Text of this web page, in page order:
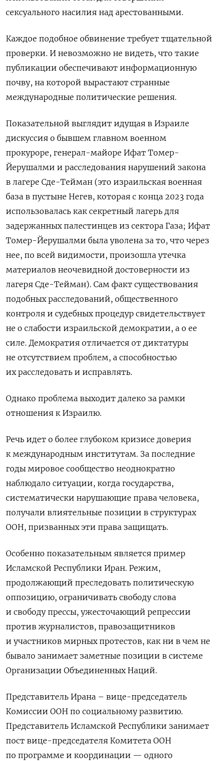
сексуального насилия над арестованными.
Каждое подобное обвинение требует тщательной
проверки. И невозможно не видеть, что такие
публикации обеспечивают информационную
почву, на которой вырастают странные
международные политические решения.
Показательной выглядит идущая в Израиле
дискуссия о бывшем главном военном
прокуроре, генерал-майоре Ифат Томер-
Йерушалми и расследования нарушений закона
в лагере Сде-Тейман (это израильская военная
база в пустыне Негев, которая с конца 2023 года
использовалась как секретный лагерь для
задержанных палестинцев из сектора Газа; Ифат
Томер-Йерушалми была уволена за то, что через
нее, по всей видимости, произошла утечка
материалов неочевидной достоверности из
лагеря Сде-Тейман). Сам факт существования
подобных расследований, общественного
контроля и судебных процедур свидетельствует
не о слабости израильской демократии, а о ее
силе. Демократия отличается от диктатуры
не отсутствием проблем, а способностью
их расследовать и исправлять.
Однако проблема выходит далеко за рамки
отношения к Израилю.
Речь идет о более глубоком кризисе доверия
к международным институтам. За последние
годы мировое сообщество неоднократно
наблюдало ситуации, когда государства,
систематически нарушающие права человека,
получали влиятельные позиции в структурах
ООН, призванных эти права защищать.
Особенно показательным является пример
Исламской Республики Иран. Режим,
продолжающий преследовать политическую
оппозицию, ограничивать свободу слова
и свободу прессы, ужесточающий репрессии
против журналистов, правозащитников
и участников мирных протестов, как ни в чем не
бывало занимает заметные позиции в системе
Организации Объединенных Наций.
Представитель Ирана – вице-председатель
Комиссии ООН по социальному развитию.
Представитель Исламской Республики занимает
пост вице-председателя Комитета ООН
по программе и координации — одного